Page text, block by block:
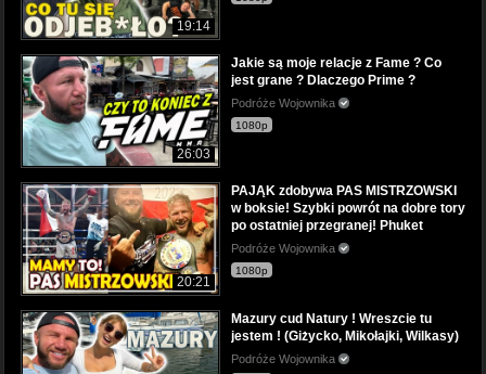
19:14
26:03
Jakie są moje relacje z Fame ? Co
jest grane ? Dlaczego Prime ?
Podróże Wojownika
1080p
20:21
PAJĄK zdobywa PAS MISTRZOWSKI
w boksie! Szybki powrót na dobre tory
po ostatniej przegranej! Phuket
Podróże Wojownika
1080p
Mazury cud Natury ! Wreszcie tu
jestem ! (Giżycko, Mikołajki, Wilkasy)
Podróże Wojownika